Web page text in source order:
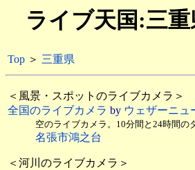
ライブ天国:三
Top ＞ 三重県
＜風景・スポットのライブカメラ＞
全国のライブカメラ by ウェザーニュ
空のライブカメラ。10分間と24時間の
名張市鴻之台
＜河川のライブカメラ＞